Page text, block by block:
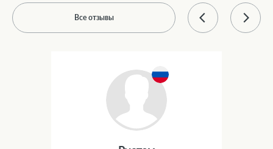
Все отзывы